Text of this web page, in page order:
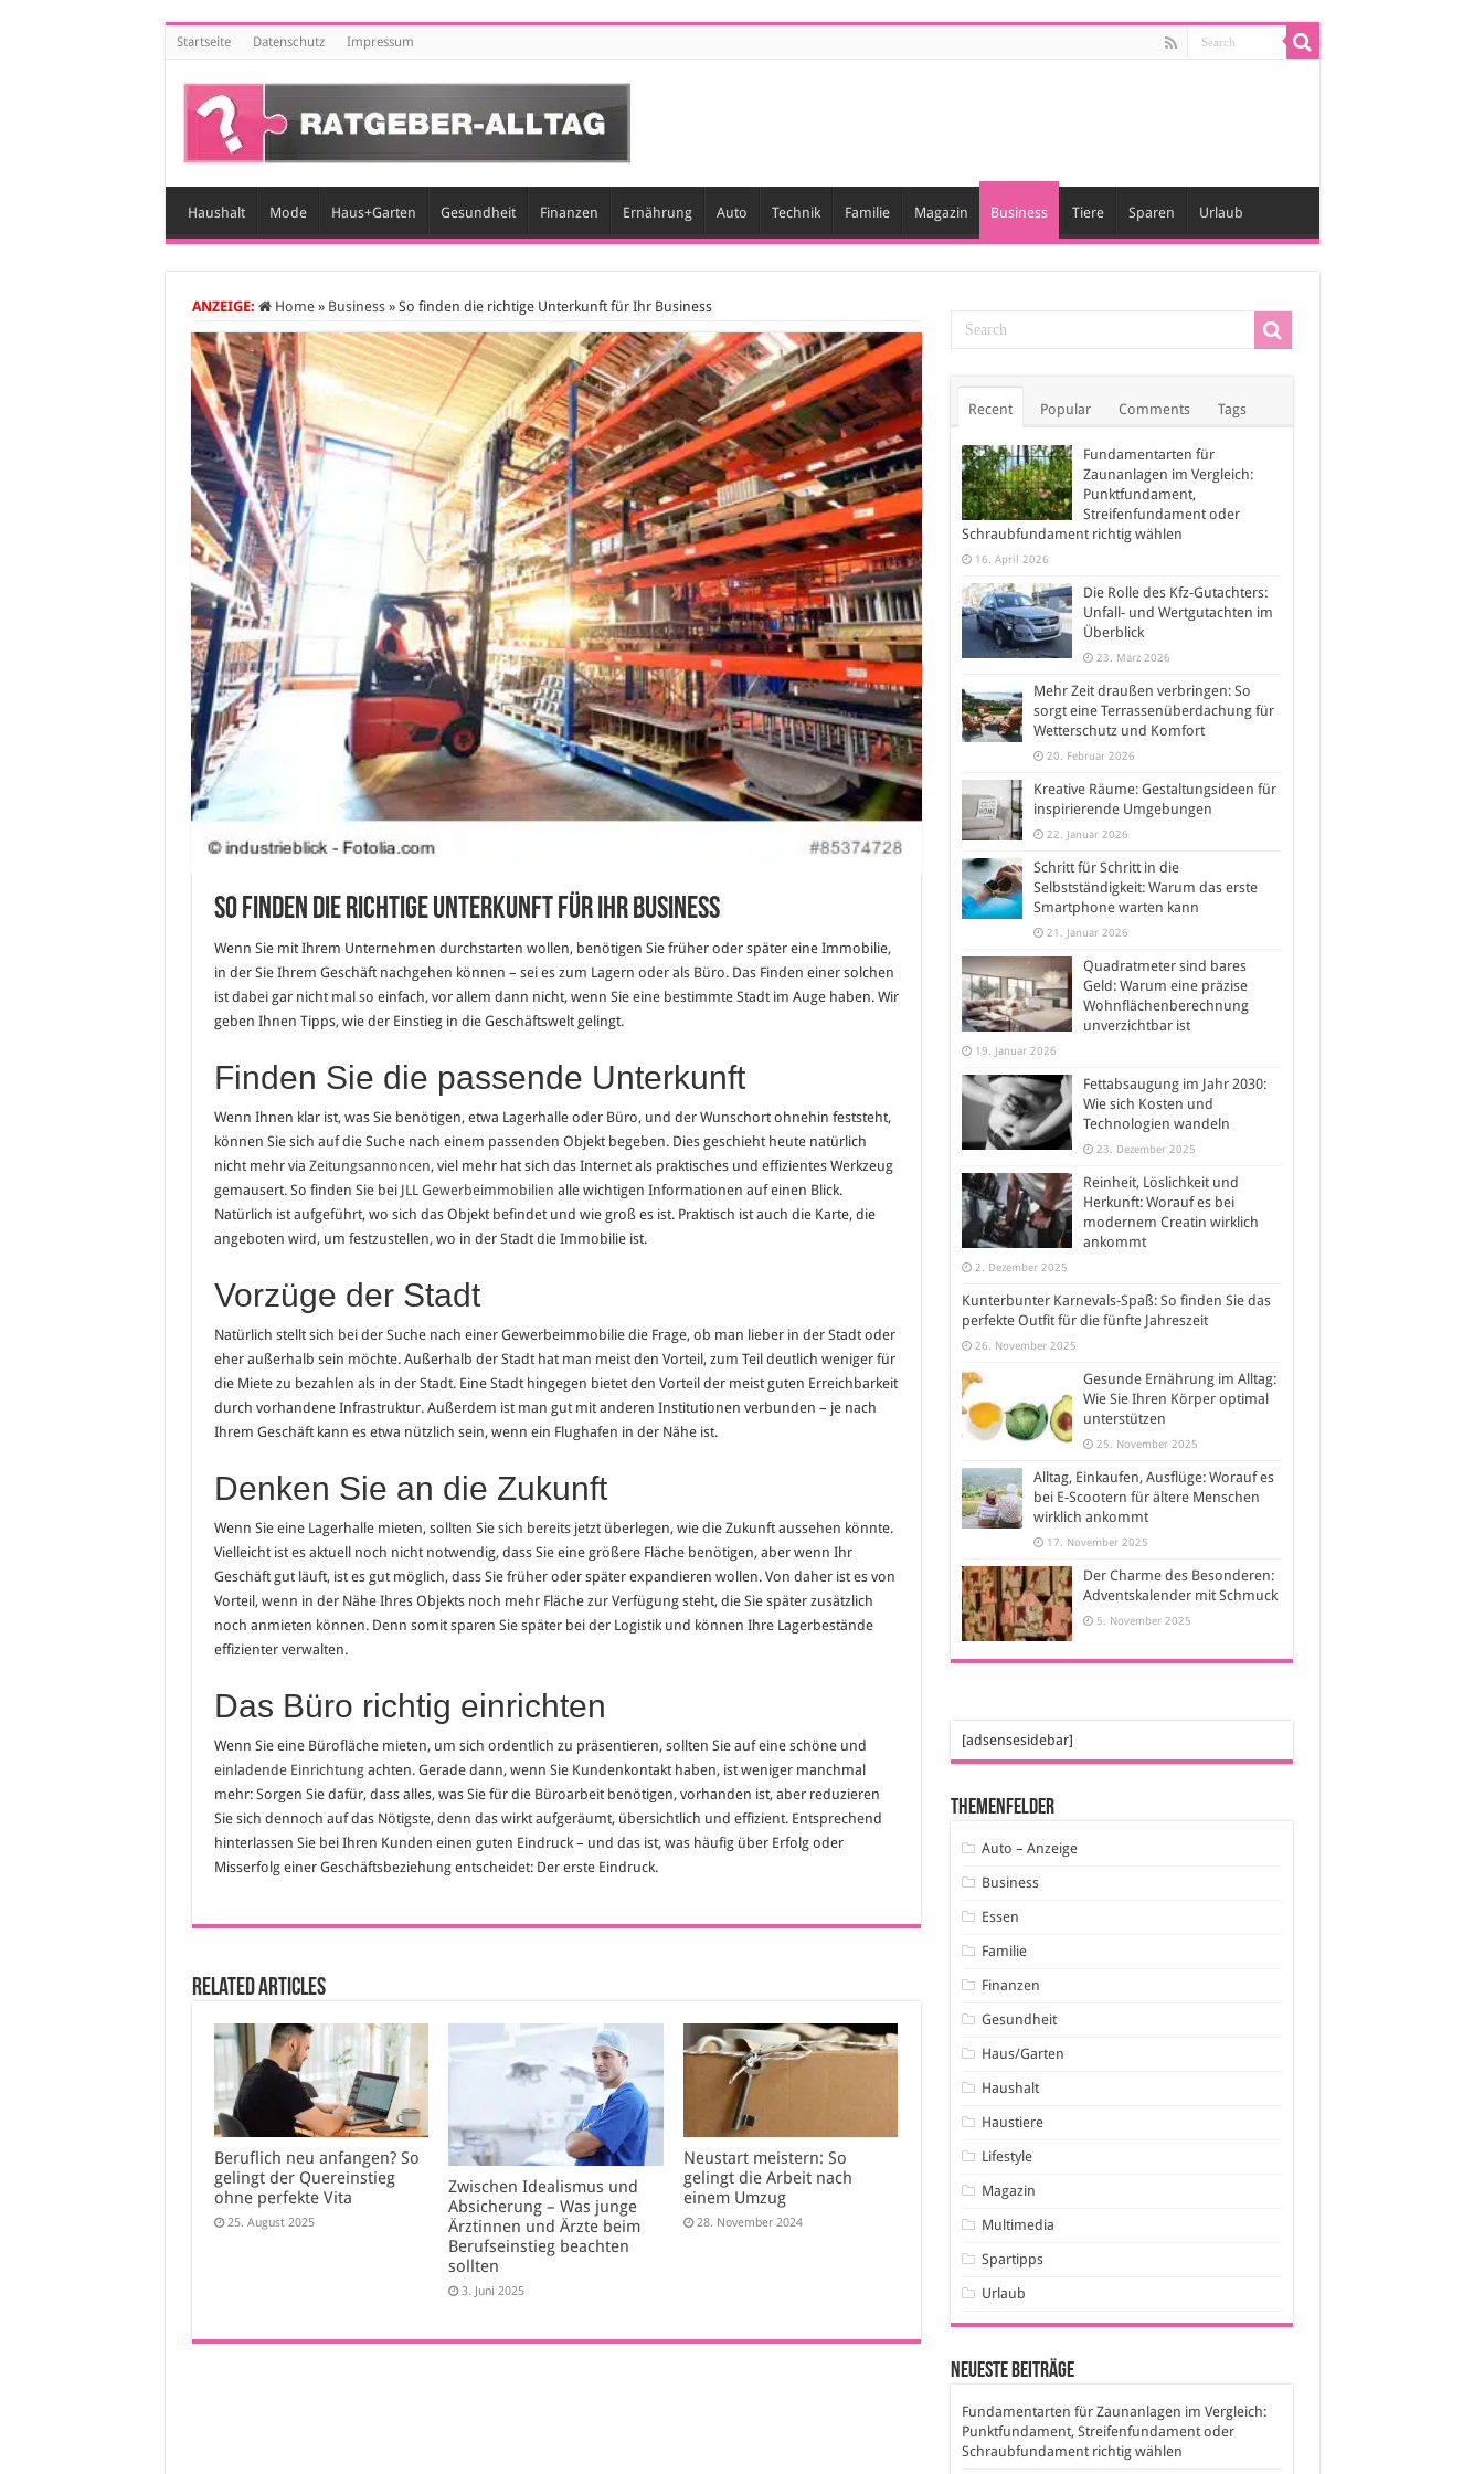
Startseite Datenschutz Impressum
Haushalt Mode Haus+Garten Gesundheit Finanzen Ernährung Auto Technik Familie Magazin Business Tiere Sparen Urlaub
ANZEIGE: Home » Business » So finden die richtige Unterkunft für Ihr Business
So finden die richtige Unterkunft für Ihr Business
Wenn Sie mit Ihrem Unternehmen durchstarten wollen, benötigen Sie früher oder später eine Immobilie,
in der Sie Ihrem Geschäft nachgehen können – sei es zum Lagern oder als Büro. Das Finden einer solchen
ist dabei gar nicht mal so einfach, vor allem dann nicht, wenn Sie eine bestimmte Stadt im Auge haben. Wir
geben Ihnen Tipps, wie der Einstieg in die Geschäftswelt gelingt.
Finden Sie die passende Unterkunft
Wenn Ihnen klar ist, was Sie benötigen, etwa Lagerhalle oder Büro, und der Wunschort ohnehin feststeht,
können Sie sich auf die Suche nach einem passenden Objekt begeben. Dies geschieht heute natürlich
nicht mehr via Zeitungsannoncen, viel mehr hat sich das Internet als praktisches und effizientes Werkzeug
gemausert. So finden Sie bei JLL Gewerbeimmobilien alle wichtigen Informationen auf einen Blick.
Natürlich ist aufgeführt, wo sich das Objekt befindet und wie groß es ist. Praktisch ist auch die Karte, die
angeboten wird, um festzustellen, wo in der Stadt die Immobilie ist.
Vorzüge der Stadt
Natürlich stellt sich bei der Suche nach einer Gewerbeimmobilie die Frage, ob man lieber in der Stadt oder
eher außerhalb sein möchte. Außerhalb der Stadt hat man meist den Vorteil, zum Teil deutlich weniger für
die Miete zu bezahlen als in der Stadt. Eine Stadt hingegen bietet den Vorteil der meist guten Erreichbarkeit
durch vorhandene Infrastruktur. Außerdem ist man gut mit anderen Institutionen verbunden – je nach
Ihrem Geschäft kann es etwa nützlich sein, wenn ein Flughafen in der Nähe ist.
Denken Sie an die Zukunft
Wenn Sie eine Lagerhalle mieten, sollten Sie sich bereits jetzt überlegen, wie die Zukunft aussehen könnte.
Vielleicht ist es aktuell noch nicht notwendig, dass Sie eine größere Fläche benötigen, aber wenn Ihr
Geschäft gut läuft, ist es gut möglich, dass Sie früher oder später expandieren wollen. Von daher ist es von
Vorteil, wenn in der Nähe Ihres Objekts noch mehr Fläche zur Verfügung steht, die Sie später zusätzlich
noch anmieten können. Denn somit sparen Sie später bei der Logistik und können Ihre Lagerbestände
effizienter verwalten.
Das Büro richtig einrichten
Wenn Sie eine Bürofläche mieten, um sich ordentlich zu präsentieren, sollten Sie auf eine schöne und
einladende Einrichtungachten. Gerade dann, wenn Sie Kundenkontakt haben, ist weniger manchmal
mehr: Sorgen Sie dafür, dass alles, was Sie für die Büroarbeit benötigen, vorhanden ist, aber reduzieren
Sie sich dennoch auf das Nötigste, denn das wirkt aufgeräumt, übersichtlich und effizient. Entsprechend
hinterlassen Sie bei Ihren Kunden einen guten Eindruck – und das ist, was häufig über Erfolg oder
Misserfolg einer Geschäftsbeziehung entscheidet: Der erste Eindruck.
Related Articles
Beruflich neu anfangen? So
gelingt der Quereinstieg
ohne perfekte Vita
25. August 2025
Zwischen Idealismus und
Absicherung – Was junge
Ärztinnen und Ärzte beim
Berufseinstieg beachten
sollten
3. Juni 2025
Neustart meistern: So
gelingt die Arbeit nach
einem Umzug
28. November 2024
Recent Popular Comments Tags
Fundamentarten für
Zaunanlagen im Vergleich:
Punktfundament,
Streifenfundament oder
Schraubfundament richtig wählen
16. April 2026
Die Rolle des Kfz-Gutachters:
Unfall- und Wertgutachten im
Überblick
23. März 2026
Mehr Zeit draußen verbringen: So
sorgt eine Terrassenüberdachung für
Wetterschutz und Komfort
20. Februar 2026
Kreative Räume: Gestaltungsideen für
inspirierende Umgebungen
22. Januar 2026
Schritt für Schritt in die
Selbstständigkeit: Warum das erste
Smartphone warten kann
21. Januar 2026
Quadratmeter sind bares
Geld: Warum eine präzise
Wohnflächenberechnung
unverzichtbar ist
19. Januar 2026
Fettabsaugung im Jahr 2030:
Wie sich Kosten und
Technologien wandeln
23. Dezember 2025
Reinheit, Löslichkeit und
Herkunft: Worauf es bei
modernem Creatin wirklich
ankommt
2. Dezember 2025
Kunterbunter Karnevals-Spaß: So finden Sie das
perfekte Outfit für die fünfte Jahreszeit
26. November 2025
Gesunde Ernährung im Alltag:
Wie Sie Ihren Körper optimal
unterstützen
25. November 2025
Alltag, Einkaufen, Ausflüge: Worauf es
bei E-Scootern für ältere Menschen
wirklich ankommt
17. November 2025
Der Charme des Besonderen:
Adventskalender mit Schmuck
5. November 2025
[adsensesidebar]
Themenfelder
Auto – Anzeige
Business
Essen
Familie
Finanzen
Gesundheit
Haus/Garten
Haushalt
Haustiere
Lifestyle
Magazin
Multimedia
Spartipps
Urlaub
Neueste Beiträge
Fundamentarten für Zaunanlagen im Vergleich:
Punktfundament, Streifenfundament oder
Schraubfundament richtig wählen